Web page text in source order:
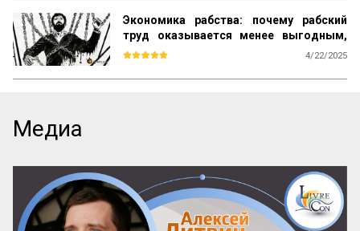
Экономика рабства: почему рабский
труд оказывается менее выгодным,
чем свободный
4/22/2025
продуктивным, чем труд свободного
человека. Смит объясняет, как свобода
выбора, конкуренция и мотивация ведут
к большему количеству эффективной
работы и экономическому росту.
Медиа